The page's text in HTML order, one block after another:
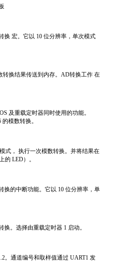
宏。它以 10 位分辨率，单次模式
结果传送到内存。AD转换工作 在
重载定时器同时使用的功能。
模数转换。
， 执行一次模数转换。并将结果在
的 LED）。
中断功能。它以 10 位分辨率，单
选择由重载定时器 1 启动。
通道编号和取样值通过 UART1 发